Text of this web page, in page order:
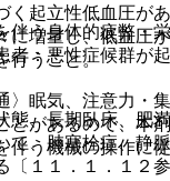
う身体的疲弊・
者：悪性症候群が
、長期臥床、肥
て、肺塞栓症、静
１１．１．１２参
く起立性低血圧が
に増量し、低血圧
行うこと。
眠気、注意力・
とがあるので、本
伴う機械の操作に